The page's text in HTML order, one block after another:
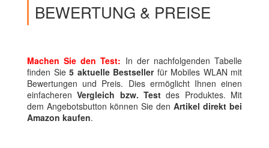
BEWERTUNG & PREISE
Machen Sie den Test: In der nachfolgenden Tabelle
finden Sie5 aktuelle Bestsellerfür Mobiles WLAN mit
Bewertungen und Preis. Dies ermöglicht Ihnen einen
einfacherenVergleich bzw. Test des Produktes. Mit
dem Angebotsbutton können Sie den Artikel direkt bei
Amazon kaufen.